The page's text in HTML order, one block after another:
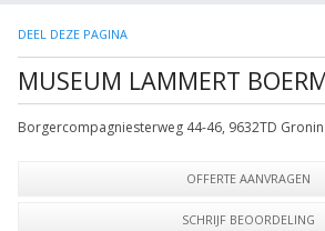
DEEL DEZE PAGINA
MUSEUM LAMMERT
Borgercompagniesterweg 44-46, 9632TD
OFFERTE AANVRAGEN
SCHRIJF BEOORDELING